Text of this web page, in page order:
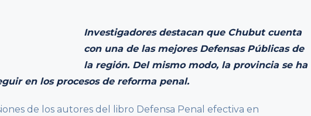
Investigadores destacan que Chubut cuenta
con una de las mejores Defensas Públicas de
la región. Del mismo modo, la provincia se ha
en los procesos de reforma penal.
de los autores del libro Defensa Penal efectiva en